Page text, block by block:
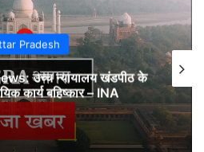
Pradesh
उच्च न्यायालय खंडपीठ के
कार्य बहिष्कार – INA